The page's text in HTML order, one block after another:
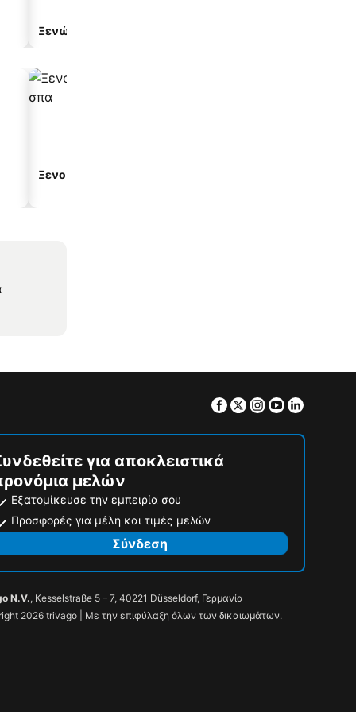
Ξενώνας
Ξενοδοχεία με σπα
Facebook
TwitterInstagram
Youtube
για αποκλειστικά
μελών
Εξατομίκευσε την εμπειρία σου
Προσφορές για μέλη και τιμές μελών
Σύνδεση
N.V., Kesselstraße 5 – 7, 40221 Düsseldorf, Γερμανία
2026 trivago | Με την επιφύλαξη όλων των δικαιωμάτων.